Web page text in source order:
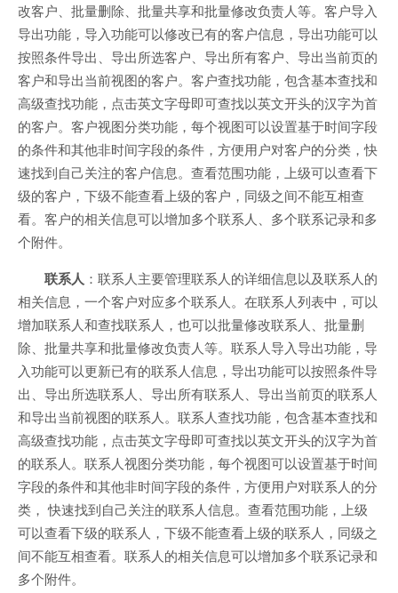
改客户、批量删除、批量共享和批量修改负责人等。客户导入
导出功能，导入功能可以修改已有的客户信息，导出功能可以
按照条件导出、导出所选客户、导出所有客户、导出当前页的
客户和导出当前视图的客户。客户查找功能，包含基本查找和
高级查找功能，点击英文字母即可查找以英文开头的汉字为首
的客户。客户视图分类功能，每个视图可以设置基于时间字段
的条件和其他非时间字段的条件，方便用户对客户的分类，快
速找到自己关注的客户信息。查看范围功能，上级可以查看下
级的客户，下级不能查看上级的客户，同级之间不能互相查
看。客户的相关信息可以增加多个联系人、多个联系记录和多
个附件。
联系人 ：联系人主要管理联系人的详细信息以及联系人的
相关信息，一个客户对应多个联系人。在联系人列表中，可以
增加联系人和查找联系人，也可以批量修改联系人、批量删
除、批量共享和批量修改负责人等。联系人导入导出功能，导
入功能可以更新已有的联系人信息，导出功能可以按照条件导
出、导出所选联系人、导出所有联系人、导出当前页的联系人
和导出当前视图的联系人。联系人查找功能，包含基本查找和
高级查找功能，点击英文字母即可查找以英文开头的汉字为首
的联系人。联系人视图分类功能，每个视图可以设置基于时间
字段的条件和其他非时间字段的条件，方便用户对联系人的分
类， 快速找到自己关注的联系人信息。查看范围功能，上级
可以查看下级的联系人，下级不能查看上级的联系人，同级之
间不能互相查看。联系人的相关信息可以增加多个联系记录和
多个附件。